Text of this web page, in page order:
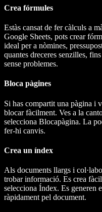
Crea fórmules
Estàs cansat de fer càlculs a
Google Sheets, pots crear
ideal per a nòmines,
quantes dreceres senzilles,
sense problemes.
Bloca pàgines
Si has compartit una pàgina i
blocar fàcilment. Ves a la
selecciona Blocapàgina. La
fer-hi canvis.
Crea un índex
Als documents llargs i
trobar informació. Es crea
selecciona Índex. Es generen
ràpidament pel document.